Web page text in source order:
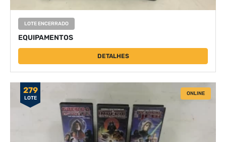
LOTE ENCERRADO
EQUIPAMENTOS
DETALHES
279
LOTE
ONLINE